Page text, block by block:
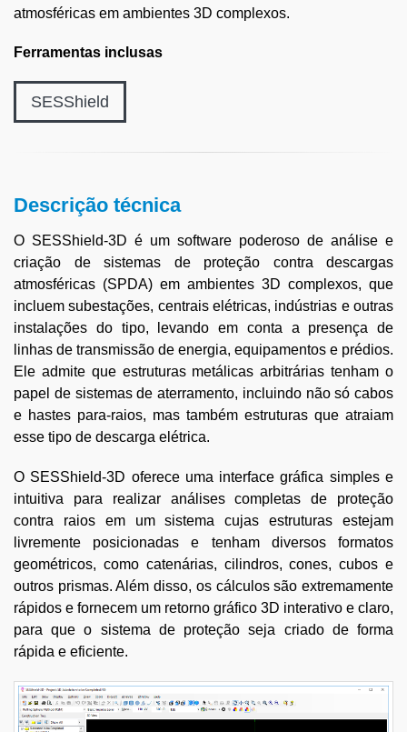
atmosféricas em ambientes 3D complexos.
Ferramentas inclusas
SESShield
Descrição técnica
O SESShield-3D é um software poderoso de análise e
criação de sistemas de proteção contra descargas
atmosféricas (SPDA) em ambientes 3D complexos, que
incluem subestações, centrais elétricas, indústrias e outras
instalações do tipo, levando em conta a presença de
linhas de transmissão de energia, equipamentos e prédios.
Ele admite que estruturas metálicas arbitrárias tenham o
papel de sistemas de aterramento, incluindo não só cabos
e hastes para-raios, mas também estruturas que atraiam
esse tipo de descarga elétrica.
O SESShield-3D oferece uma interface gráfica simples e
intuitiva para realizar análises completas de proteção
contra raios em um sistema cujas estruturas estejam
livremente posicionadas e tenham diversos formatos
geométricos, como catenárias, cilindros, cones, cubos e
outros prismas. Além disso, os cálculos são extremamente
rápidos e fornecem um retorno gráfico 3D interativo e claro,
para que o sistema de proteção seja criado de forma
rápida e eficiente.